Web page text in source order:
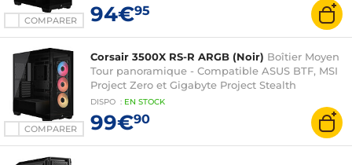
COMPARER 94€95
COMPARER
Corsair 3500X RS-R ARGB (Noir) Boîtier Moyen
Tour panoramique - Compatible ASUS BTF, MSI
Project Zero et Gigabyte Project Stealth
DISPO : EN STOCK
99€90